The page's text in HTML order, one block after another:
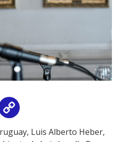
LinkLuis Alberto Heber,